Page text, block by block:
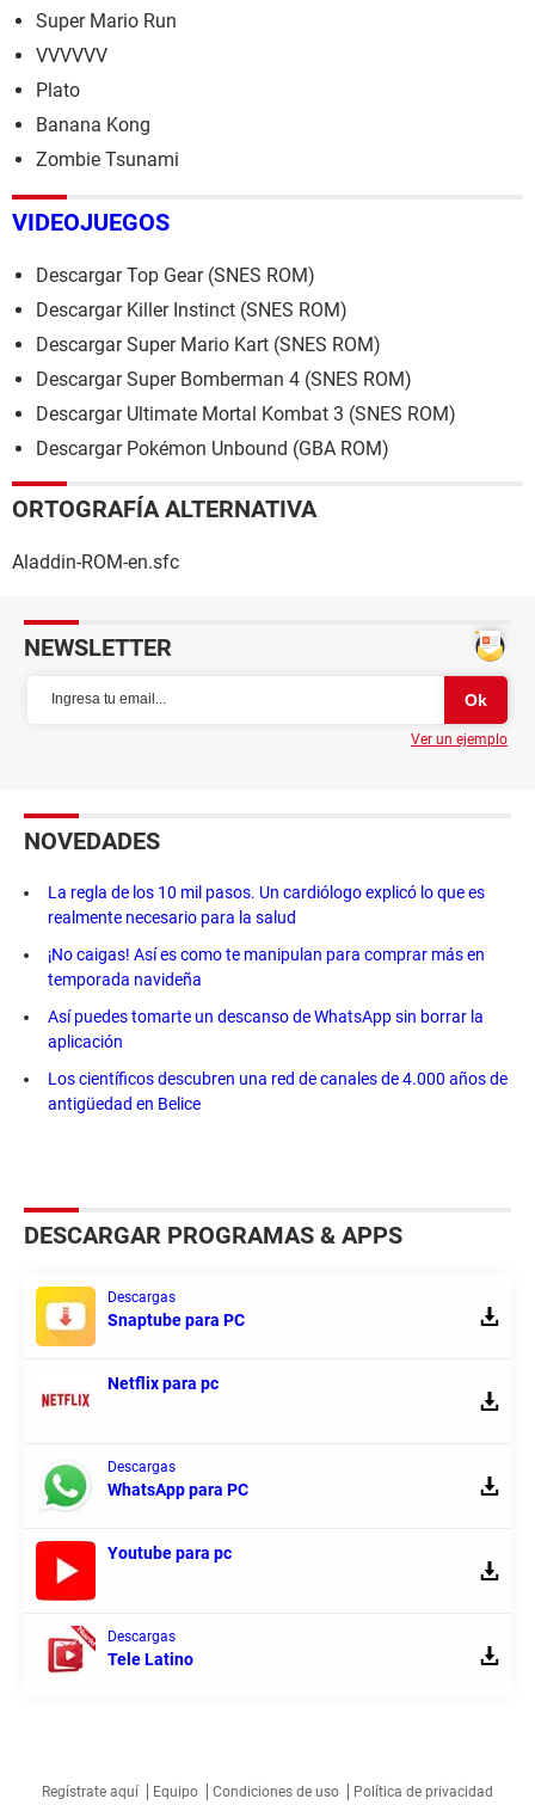
Super Mario Run
VVVVVV
Plato
Banana Kong
Zombie Tsunami
VIDEOJUEGOS
Descargar Top Gear (SNES ROM)
Descargar Killer Instinct (SNES ROM)
Descargar Super Mario Kart (SNES ROM)
Descargar Super Bomberman 4 (SNES ROM)
Descargar Ultimate Mortal Kombat 3 (SNES ROM)
Descargar Pokémon Unbound (GBA ROM)
ORTOGRAFÍA ALTERNATIVA
Aladdin-ROM-en.sfc
NEWSLETTER
Ver un ejemplo
NOVEDADES
La regla de los 10 mil pasos. Un cardiólogo explicó lo que es
realmente necesario para la salud
¡No caigas! Así es como te manipulan para comprar más en
temporada navideña
Así puedes tomarte un descanso de WhatsApp sin borrar la
aplicación
Los científicos descubren una red de canales de 4.000 años de
antigüedad en Belice
DESCARGAR PROGRAMAS & APPS
Descargas
Snaptube para PC
Netflix para pc
Descargas
WhatsApp para PC
Youtube para pc
Descargas
Tele Latino
Regístrate aquí Equipo Condiciones de uso
Política de privacidad